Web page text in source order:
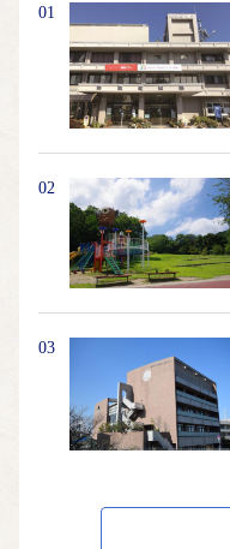
01
02
03